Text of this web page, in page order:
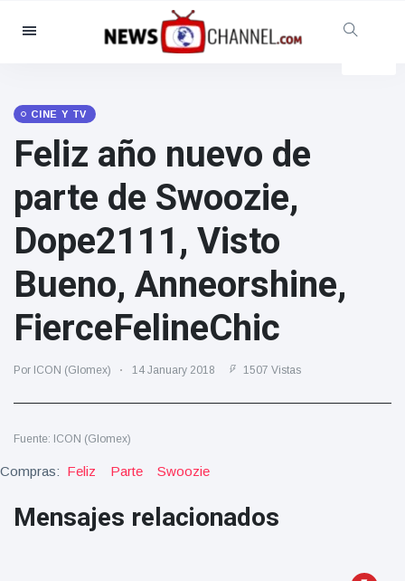
Categorías
Social y Diversión
Cine y TV
(81)
Celebridades
(13938)
Moda y Belleza
(122)
Coches y Motor
(5997)
Comida y bebida
(79)
Juegos
(160)
entretenimiento
Últimas noticias
CINE Y TV
Feliz año nuevo de
parte de Swoozie,
Dope2111, Visto
Bueno, Anneorshine,
FierceFelineChic
Por ICON (Glomex) 14 January 2018 1507 Vistas
Fuente: ICON (Glomex)
Compras: Feliz Parte Swoozie
Mensajes relacionados